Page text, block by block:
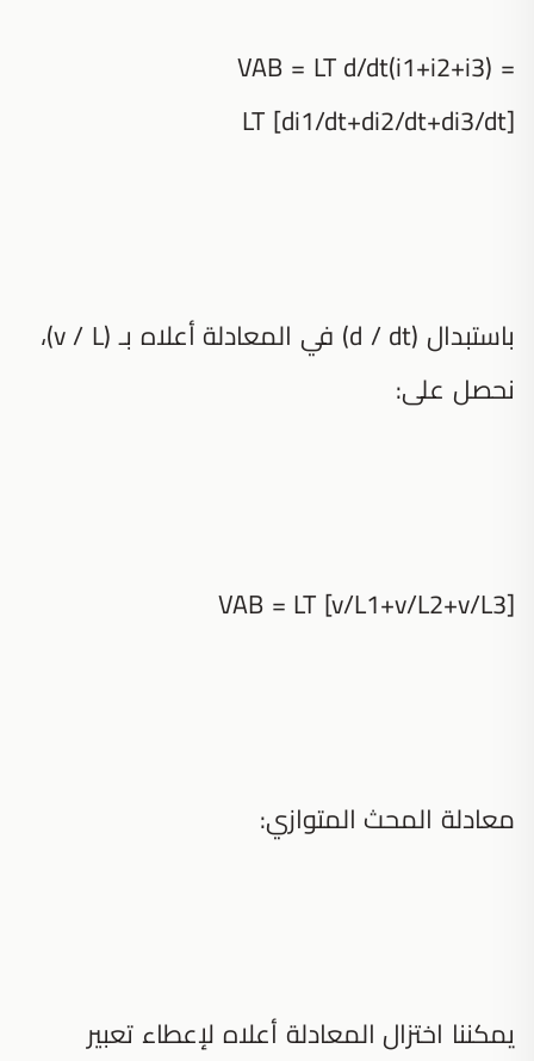
VAB = LT d/dt(i1+i2+i3) =
LT [di1/dt+di2/dt+di3/dt]
باستبدال (d / dt) في المعادلة أعلاه بـ (v / L)،
نحصل على:
VAB = LT [v/L1+v/L2+v/L3]
معادلة المحث المتوازي:
يمكننا اختزال المعادلة أعلاه لإعطاء تعبير